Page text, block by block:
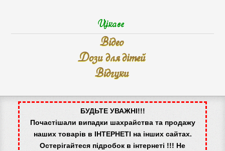
Цікаве
Відео
Дози для дітей
Відгуки
БУДЬТЕ УВАЖНІ!!!
Почастішали випадки шахрайства та продажу
наших товарів в ІНТЕРНЕТІ на інших сайтах.
Остерігайтеся підробок в інтернеті !!! Не